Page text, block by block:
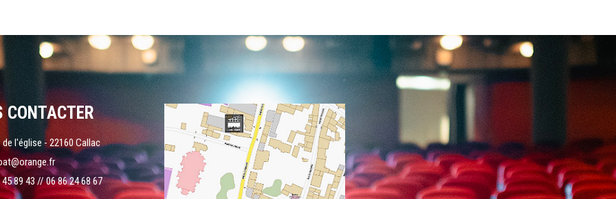
CONTACTER
de l'église - 22160 Callac
89 43 // 06 86 24 68 67